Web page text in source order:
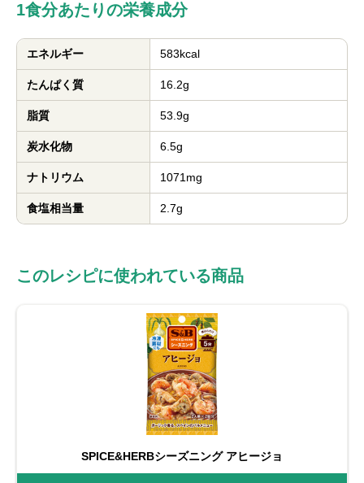
1食分あたりの栄養成分
エネルギー 583kcal
たんぱく質 16.2g
脂質 53.9g
炭水化物 6.5g
ナトリウム 1071mg
食塩相当量 2.7g
このレシピに使われている商品
SPICE&HERBシーズニング アヒージョ